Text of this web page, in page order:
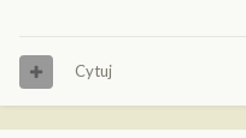
Cytuj